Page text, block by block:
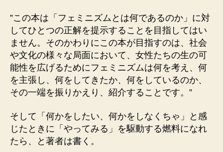
”この本は「フェミニズムとは何であるのか」に対
してひとつの正解を提示することを目指してはい
ません。そのかわりにこの本が目指すのは、社会
や文化の様々な局面において、女性たちの生の可
能性を広げるためにフェミニズムは何を考え、何
を主張し、何をしてきたか、何をしているのか、
その一端を振りかえり、紹介することです。”
そして「何かをしたい、何かをしなくちゃ」と感
じたときに「やってみる」を駆動する燃料になれ
たら、と著者は書く。